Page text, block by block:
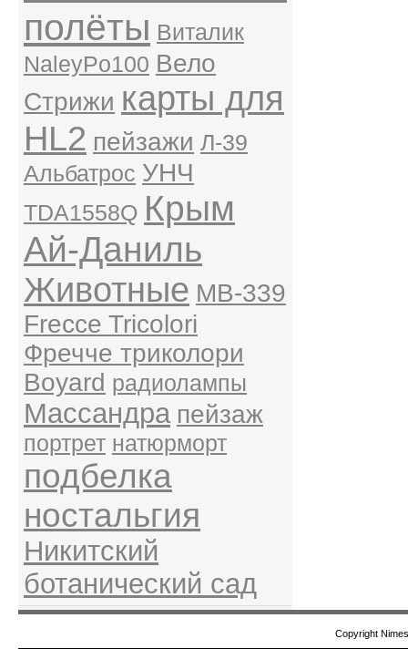
полёты Виталик
NaleyPo100 Вело
Стрижи карты для
HL2 пейзажи Л-39
Альбатрос УНЧ
TDA1558Q Крым
Ай-Даниль
Животные MB-339
Frecce Tricolori
Фречче триколори
Boyard радиолампы
Массандра пейзаж
портрет натюрморт
подбелка
ностальгия
Никитский
ботанический сад
Copyright